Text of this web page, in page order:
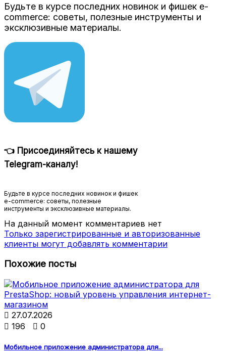
Будьте в курсе последних новинок и фишек e-
commerce: советы, полезные инструменты и
эксклюзивные материалы.
👈 Присоединяйтесь к нашему
Telegram-каналу!
Будьте в курсе последних новинок и фишек
e-commerce: советы, полезные
инструменты и эксклюзивные материалы.
На данный момент комментариев нет
Только зарегистрированные и авторизованные
клиенты могут добавлять комментарии
Похожие посты
 27.07.2026
 196  0
Мобильное приложение администратора для...